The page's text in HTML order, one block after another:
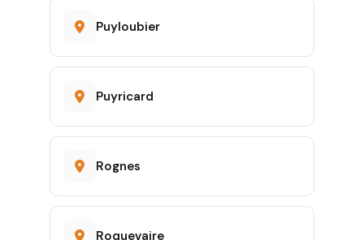
Puyloubier
Puyricard
Rognes
Roquevaire